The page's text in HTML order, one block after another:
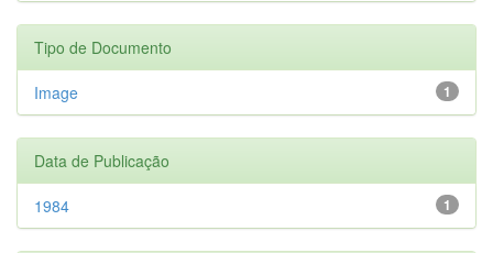
Tipo de Documento
1
Image
Data de Publicação
1
1984